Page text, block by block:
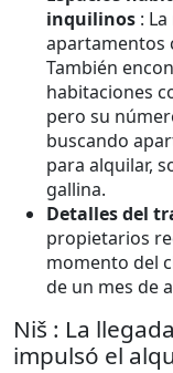
inquilinos :
apartamentos
También
habitaciones
pero su
buscando
para alquilar,
gallina.
Detalles del
propietarios
momento del
de un mes de
Niš : La
impulsó el